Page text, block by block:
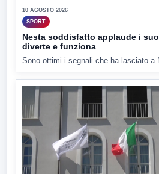
10 AGOSTO 2026
SPORT
Nesta soddisfatto applaude i
diverte e funziona
Sono ottimi i segnali che ha lasciato a